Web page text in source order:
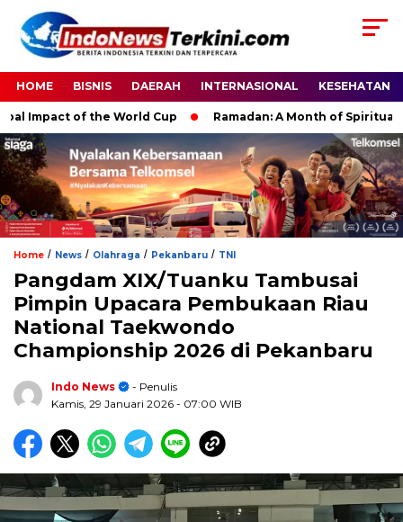
HOME BISNIS DAERAH INTERNASIONAL KESEHATAN
of the World Cup Ramadan: A Month of Spiritual
Home / News / Olahraga / Pekanbaru / TNI
Pangdam XIX/Tuanku Tambusai
Pimpin Upacara Pembukaan Riau
National Taekwondo
Championship 2026 di Pekanbaru
Indo News
- Penulis
Kamis, 29 Januari 2026 - 07:00 WIB